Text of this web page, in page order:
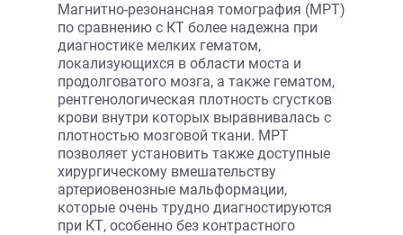
Магнитно-резонансная томография (МРТ)
по сравнению с КТ более надежна при
диагностике мелких гематом,
локализующихся в области моста и
продолговатого мозга, а также гематом,
рентгенологическая плотность сгустков
крови внутри которых выравнивалась с
плотностью мозговой ткани. МРТ
позволяет установить также доступные
хирургическому вмешательству
артериовенозные мальформации,
которые очень трудно диагностируются
при КТ, особенно без контрастного